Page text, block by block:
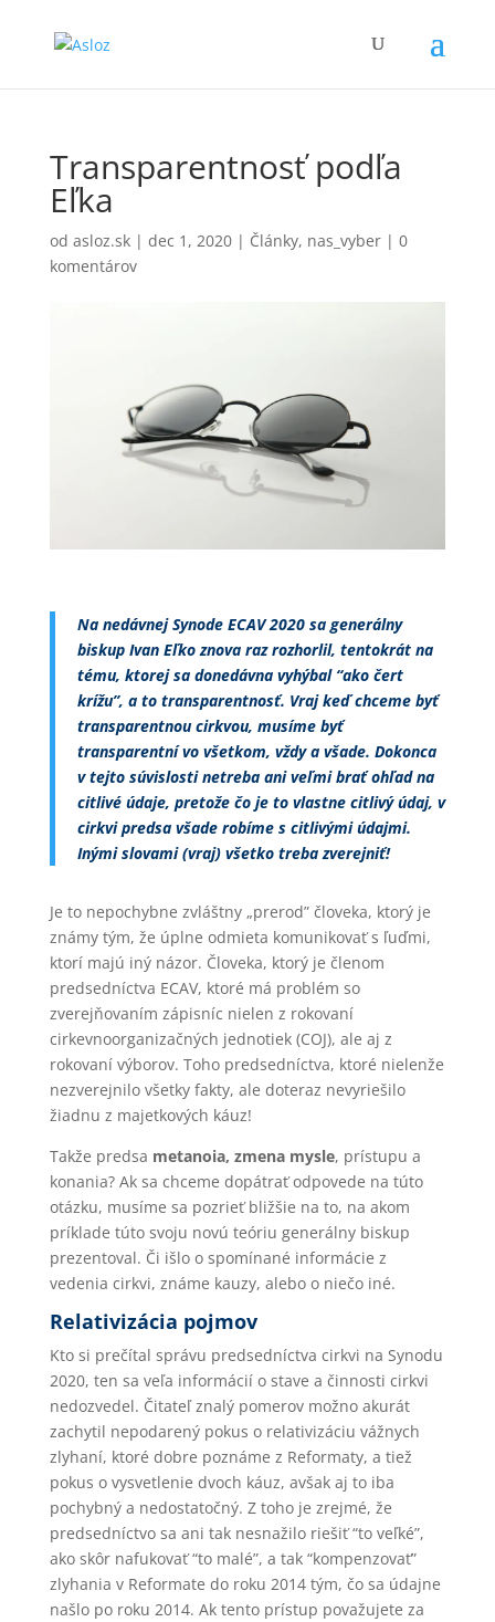
Transparentnosť podľa
Eľka
od asloz.sk| dec 1, 2020| Články, nas_vyber| 0
komentárov
Na nedávnej Synode ECAV 2020 sa generálny
biskup Ivan Eľko znova raz rozhorlil, tentokrát na
tému, ktorej sa donedávna vyhýbal “ako čert
krížu”, a to transparentnosť. Vraj keď chceme byť
transparentnou cirkvou, musíme byť
transparentní vo všetkom, vždy a všade. Dokonca
v tejto súvislosti netreba ani veľmi brať ohľad na
citlivé údaje, pretože čo je to vlastne citlivý údaj, v
cirkvi predsa všade robíme s citlivými údajmi.
Inými slovami (vraj) všetko treba zverejniť!
Je to nepochybne zvláštny „prerod” človeka, ktorý je
známy tým, že úplne odmieta komunikovať s ľuďmi,
ktorí majú iný názor. Človeka, ktorý je členom
predsedníctva ECAV, ktoré má problém so
zverejňovaním zápisníc nielen z rokovaní
cirkevnoorganizačných jednotiek (COJ), ale aj z
rokovaní výborov. Toho predsedníctva, ktoré nielenže
nezverejnilo všetky fakty, ale doteraz nevyriešilo
žiadnu z majetkových káuz!
Takže predsa metanoia, zmena mysle, prístupu a
konania? Ak sa chceme dopátrať odpovede na túto
otázku, musíme sa pozrieť bližšie na to, na akom
príklade túto svoju novú teóriu generálny biskup
prezentoval. Či išlo o spomínané informácie z
vedenia cirkvi, známe kauzy, alebo o niečo iné.
Relativizácia pojmov
Kto si prečítal správu predsedníctva cirkvi na Synodu
2020, ten sa veľa informácií o stave a činnosti cirkvi
nedozvedel. Čitateľ znalý pomerov možno akurát
zachytil nepodarený pokus o relativizáciu vážnych
zlyhaní, ktoré dobre poznáme z Reformaty, a tiež
pokus o vysvetlenie dvoch káuz, avšak aj to iba
pochybný a nedostatočný. Z toho je zrejmé, že
predsedníctvo sa ani tak nesnažilo riešiť “to veľké”,
ako skôr nafukovať “to malé”, a tak “kompenzovať”
zlyhania v Reformate do roku 2014 tým, čo sa údajne
našlo po roku 2014. Ak tento prístup považujete za